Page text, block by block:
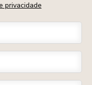
privacidade